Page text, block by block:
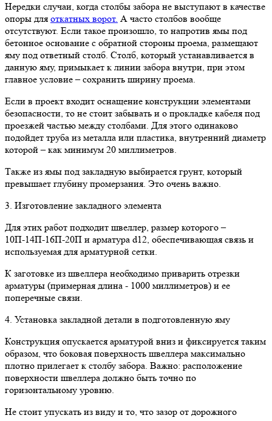
Нередки случаи, когда столбы забора не выступают в качестве
опоры для откатных ворот. А часто столбов вообще
отсутствуют. Если такое произошло, то напротив ямы под
бетонное основание с обратной стороны проема, размещают
яму под ответный столб. Столб, который устанавливается в
данную яму, примыкает к линии забора внутри, при этом
главное условие – сохранить ширину проема.
Если в проект входит оснащение конструкции элементами
безопасности, то не стоит забывать и о прокладке кабеля под
проезжей частью между столбами. Для этого одинаково
подойдет труба из металла или пластика, внутренний диаметр
которой – как минимум 20 миллиметров.
Также из ямы под закладную выбирается грунт, который
превышает глубину промерзания. Это очень важно.
3. Изготовление закладного элемента
Для этих работ подходит швеллер, размер которого –
10П-14П-16П-20П и арматура d12, обеспечивающая связь и
используемая для арматурной сетки.
К заготовке из швеллера необходимо приварить отрезки
арматуры (примерная длина - 1000 миллиметров) и ее
поперечные связи.
4. Установка закладной детали в подготовленную яму
Конструкция опускается арматурой вниз и фиксируется таким
образом, что боковая поверхность швеллера максимально
плотно прилегает к столбу забора. Важно: расположение
поверхности швеллера должно быть точно по
горизонтальному уровню.
Не стоит упускать из виду и то, что зазор от дорожного